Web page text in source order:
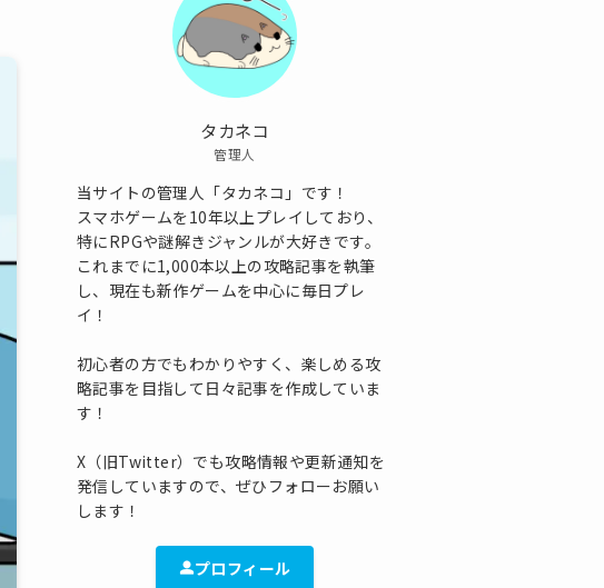
タカネコ
管理人
当サイトの管理人「タカネコ」です！
スマホゲームを10年以上プレイしており、
特にRPGや謎解きジャンルが大好きです。
これまでに1,000本以上の攻略記事を執筆
し、現在も新作ゲームを中心に毎日プレ
イ！
初心者の方でもわかりやすく、楽しめる攻
略記事を目指して日々記事を作成していま
す！
X（旧Twitter）でも攻略情報や更新通知を
発信していますので、ぜひフォローお願い
します！
プロフィール